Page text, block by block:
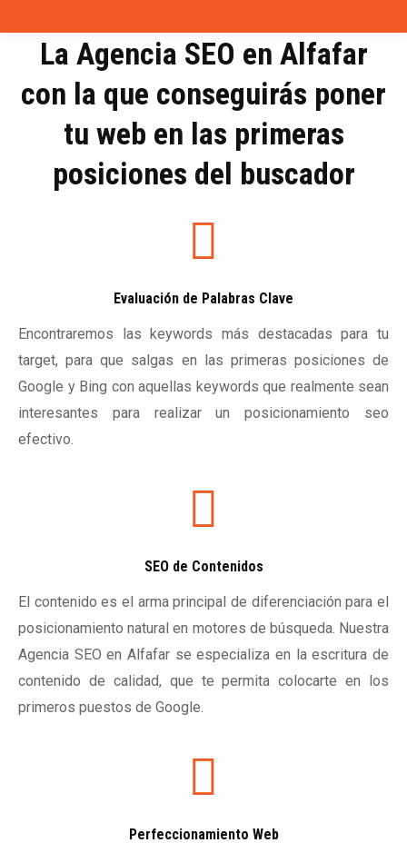
La Agencia SEO en Alfafar
con la que conseguirás poner
tu web en las primeras
posiciones del buscador
Evaluación de Palabras Clave
Encontraremos las keywords más destacadas para tu
target, para que salgas en las primeras posiciones de
Google y Bing con aquellas keywords que realmente sean
interesantes para realizar un posicionamiento seo
efectivo.
SEO de Contenidos
El contenido es el arma principal de diferenciación para el
posicionamiento natural en motores de búsqueda. Nuestra
Agencia SEO en Alfafar se especializa en la escritura de
contenido de calidad, que te permita colocarte en los
primeros puestos de Google.
Perfeccionamiento Web